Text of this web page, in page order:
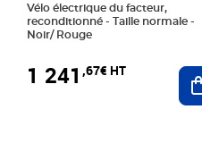
Vélo électrique du facteur,
reconditionné - Taille normale -
Noir/ Rouge
1 241 ,67€ HT